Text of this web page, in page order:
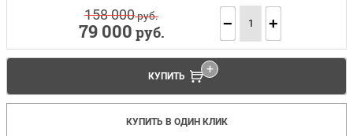
158 000руб.
79 000 руб. − +
КУПИТЬ
КУПИТЬ В ОДИН КЛИК